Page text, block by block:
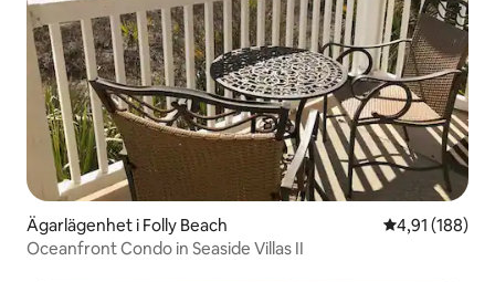
Ägarlägenhet i Folly Beach 4,91 av 5 i
4,91 (188)
Oceanfront Condo in Seaside Villas II